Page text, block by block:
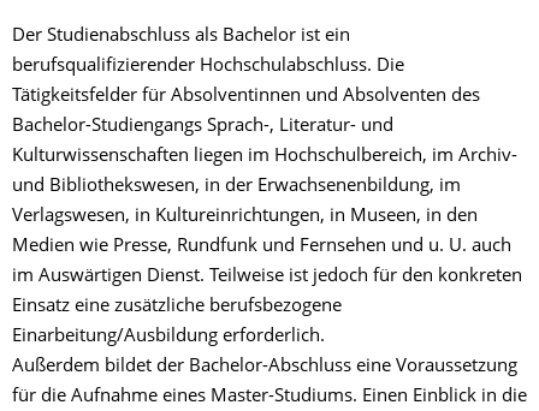
Der Studienabschluss als Bachelor ist ein
berufsqualifizierender Hochschulabschluss. Die
Tätigkeitsfelder für Absolventinnen und Absolventen des
Bachelor-Studiengangs Sprach-, Literatur- und
Kulturwissenschaften liegen im Hochschulbereich, im Archiv-
und Bibliothekswesen, in der Erwachsenenbildung, im
Verlagswesen, in Kultureinrichtungen, in Museen, in den
Medien wie Presse, Rundfunk und Fernsehen und u. U. auch
im Auswärtigen Dienst. Teilweise ist jedoch für den konkreten
Einsatz eine zusätzliche berufsbezogene
Einarbeitung/Ausbildung erforderlich.
Außerdem bildet der Bachelor-Abschluss eine Voraussetzung
für die Aufnahme eines Master-Studiums. Einen Einblick in die